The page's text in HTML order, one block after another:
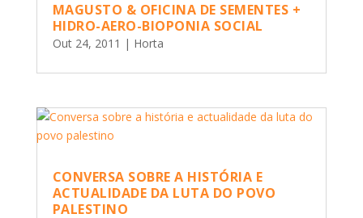
MAGUSTO & OFICINA DE SEMENTES +
HIDRO-AERO-BIOPONIA SOCIAL
Out 24, 2011 | Horta
CONVERSA SOBRE A HISTÓRIA E
ACTUALIDADE DA LUTA DO POVO
PALESTINO